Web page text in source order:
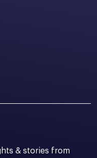
& stories from